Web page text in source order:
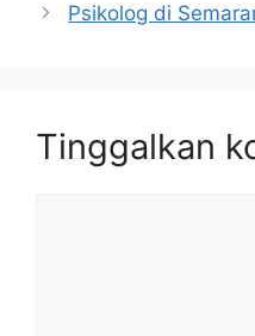
Psikolog di
Tinggalkan